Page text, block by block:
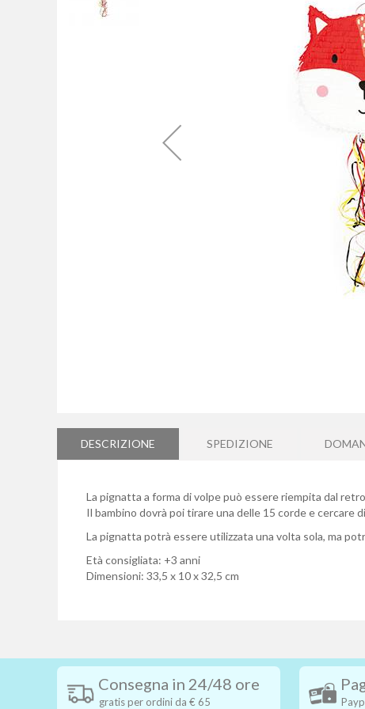
della
DESCRIZIONE
La pignatta a forma di volpe può essere riempita dal
Il bambino dovrà poi tirare una delle 15 corde e cercare
La pignatta potrà essere utilizzata una volta sola, ma
Età consigliata: +3 anni
Dimensioni: 33,5 x 10 x 32,5 cm
SPEDIZIONE
Consegna in 24/48 ore
gratis per ordini da € 65